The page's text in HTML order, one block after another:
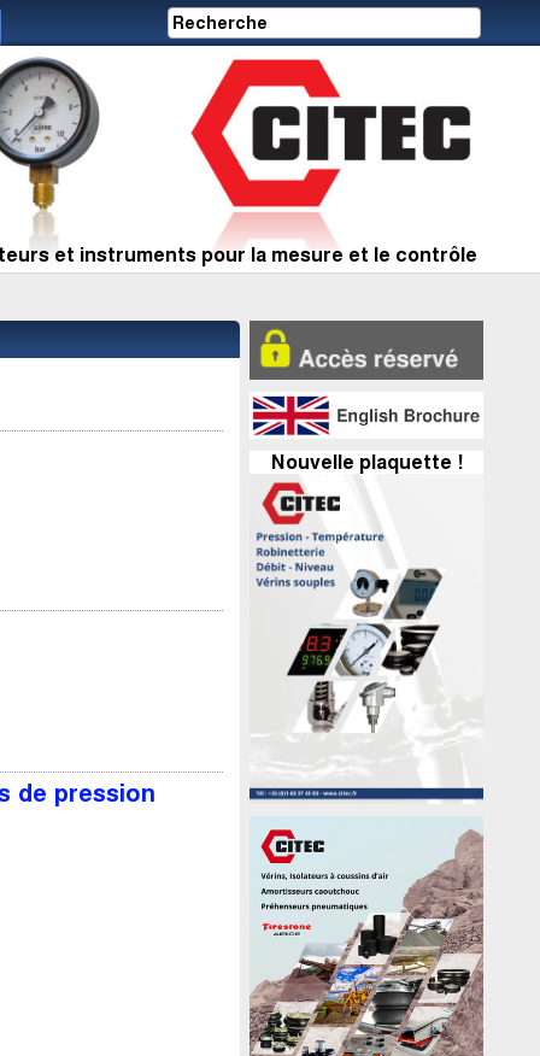
et instruments pour la mesure et le contrôle
Nouvelle plaquette !
de pression